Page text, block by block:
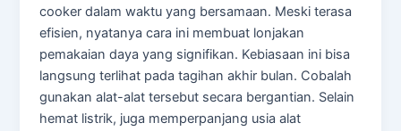
cooker dalam waktu yang bersamaan. Meski terasa
efisien, nyatanya cara ini membuat lonjakan
pemakaian daya yang signifikan. Kebiasaan ini bisa
langsung terlihat pada tagihan akhir bulan. Cobalah
gunakan alat-alat tersebut secara bergantian. Selain
hemat listrik, juga memperpanjang usia alat